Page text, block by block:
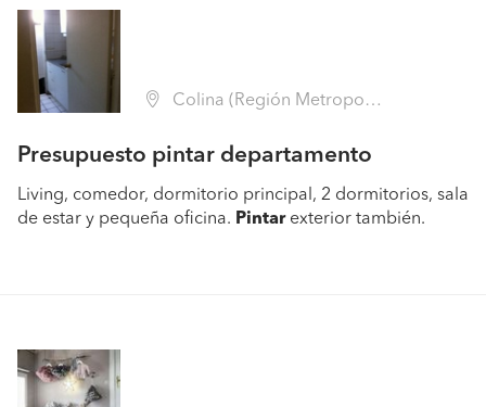
Colina (Región Metropolitana - Chacabuco)
Presupuesto pintar departamento
Living, comedor, dormitorio principal, 2 dormitorios, sala
de estar y pequeña oficina. Pintarexterior también.